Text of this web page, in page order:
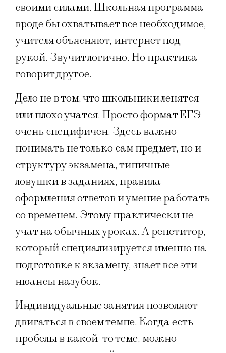
своими силами. Школьная программа
вроде бы охватывает всe необходимое,
учителя объясняют, интернет под
рукой. Звучит логично. Но практика
говорит другое.
Дело не в том, что школьники ленятся
или плохо учатся. Просто формат ЕГЭ
очень специфичен. Здесь важно
понимать не только сам предмет, но и
структуру экзамена, типичные
ловушки в заданиях, правила
оформления ответов и умение работать
со временем. Этому практически не
учат на обычных уроках. А репетитор,
который специализируется именно на
подготовке к экзамену, знает все эти
нюансы назубок.
Индивидуальные занятия позволяют
двигаться в своем темпе. Когда есть
пробелы в какой-то теме, можно